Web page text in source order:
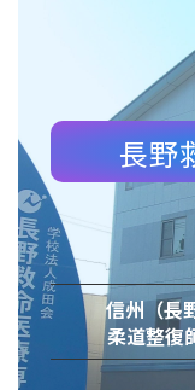
長野
信州（長
柔道整復